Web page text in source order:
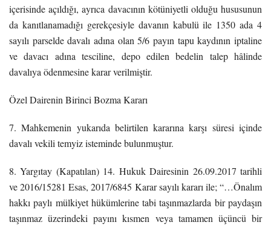
içerisinde açıldığı, ayrıca davacının kötüniyetli olduğu hususunun
da kanıtlanamadığı gerekçesiyle davanın kabulü ile 1350 ada 4
sayılı parselde davalı adına olan 5/6 payın tapu kaydının iptaline
ve davacı adına tesciline, depo edilen bedelin talep hâlinde
davalıya ödenmesine karar verilmiştir.
Özel Dairenin Birinci Bozma Kararı
7. Mahkemenin yukarıda belirtilen kararına karşı süresi içinde
davalı vekili temyiz isteminde bulunmuştur.
8. Yargıtay (Kapatılan) 14. Hukuk Dairesinin 26.09.2017 tarihli
ve 2016/15281 Esas, 2017/6845 Karar sayılı kararı ile; “…Önalım
hakkı paylı mülkiyet hükümlerine tabi taşınmazlarda bir paydaşın
taşınmaz üzerindeki payını kısmen veya tamamen üçüncü bir